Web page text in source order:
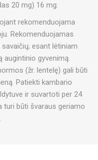
20 mg) 16 mg.
rekomenduojama
Rekomenduojamas
esant lėtiniam
augintinio gyvenimą.
(žr. lentelę) gali būti
Patiekti kambario
ir suvartoti per 24
turi būti švaraus geriamo